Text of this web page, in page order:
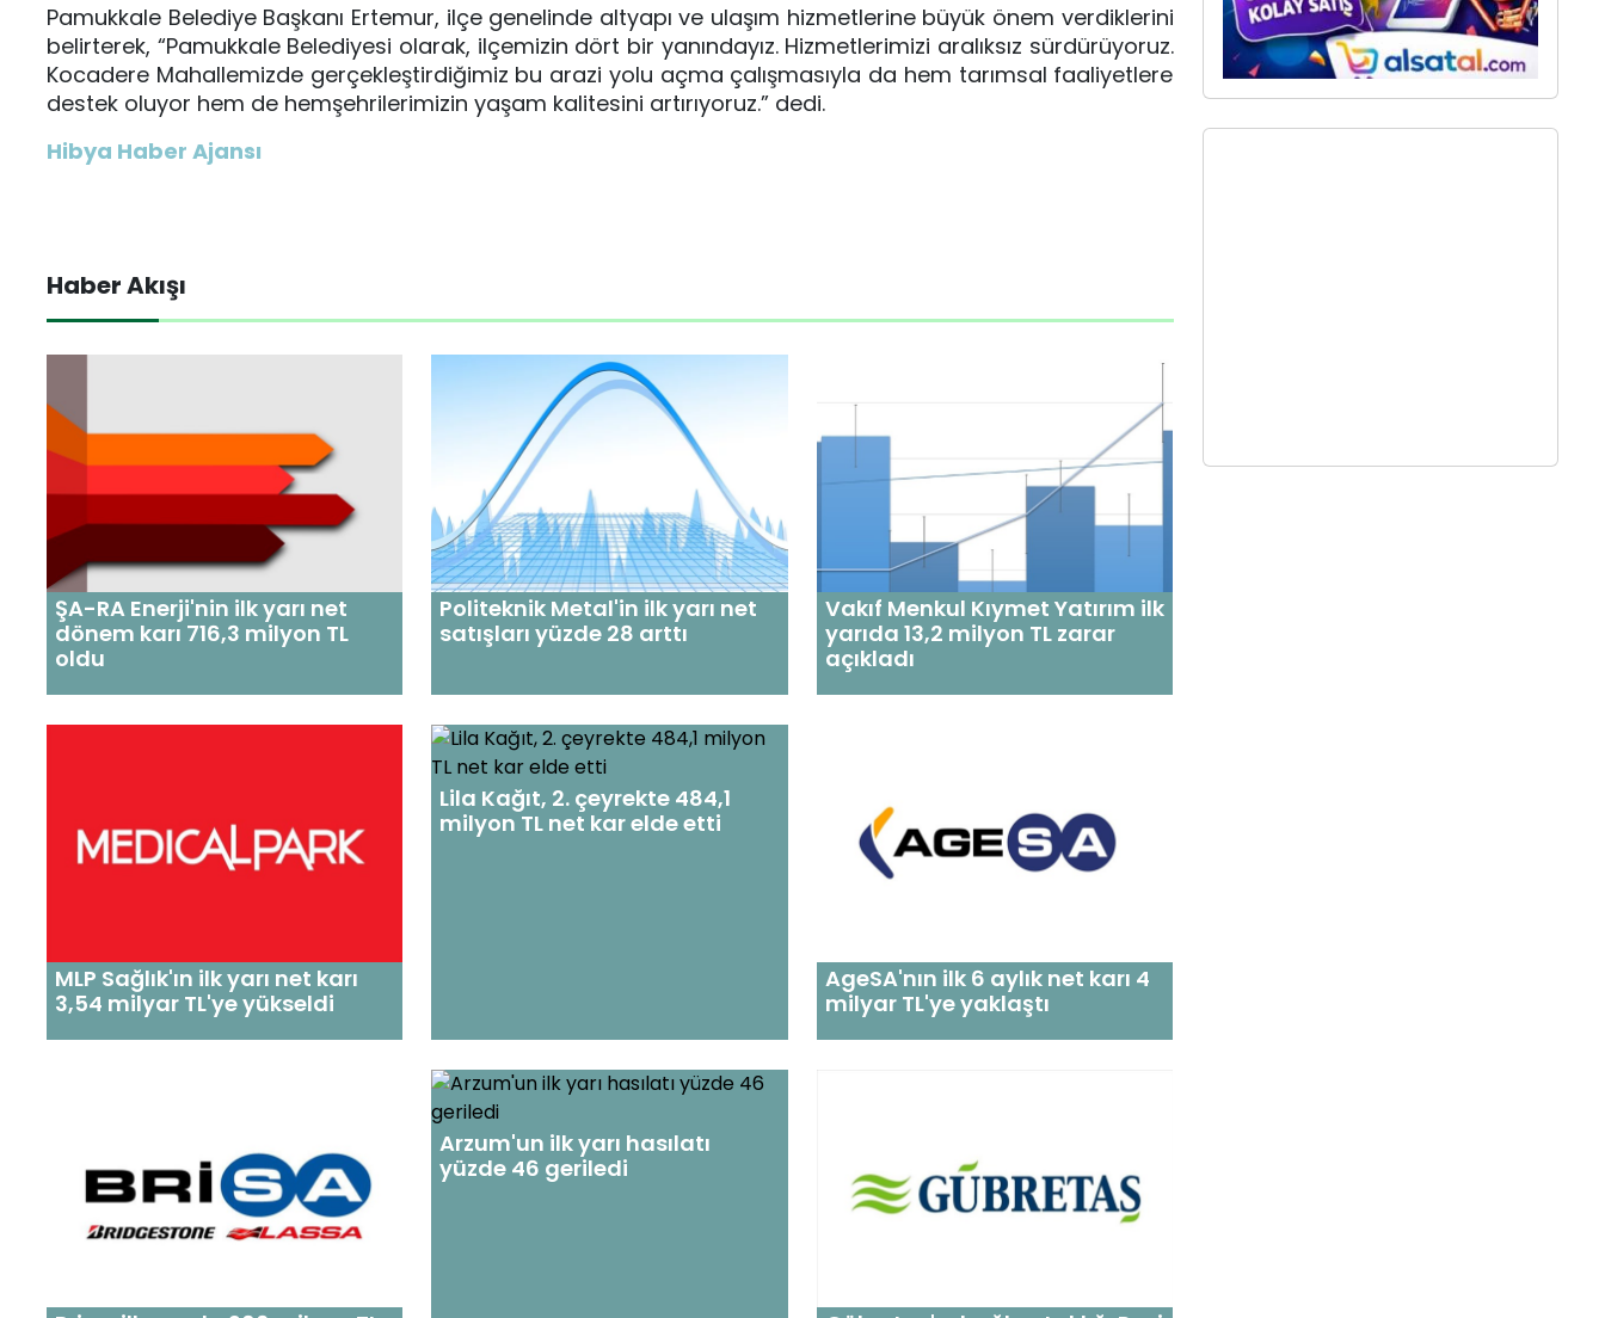
Pamukkale Belediye Başkanı Ertemur, ilçe genelinde altyapı ve ulaşım hizmetlerine büyük önem verdiklerini
belirterek, “Pamukkale Belediyesi olarak, ilçemizin dört bir yanındayız. Hizmetlerimizi aralıksız sürdürüyoruz.
Kocadere Mahallemizde gerçekleştirdiğimiz bu arazi yolu açma çalışmasıyla da hem tarımsal faaliyetlere
destek oluyor hem de hemşehrilerimizin yaşam kalitesini artırıyoruz.” dedi.
Hibya Haber Ajansı
Haber Akışı
ŞA-RA Enerji'nin ilk yarı net
dönem karı 716,3 milyon TL
oldu
Politeknik Metal'in ilk yarı net
satışları yüzde 28 arttı
Vakıf Menkul Kıymet Yatırım ilk
yarıda 13,2 milyon TL zarar
açıkladı
MLP Sağlık'ın ilk yarı net karı
3,54 milyar TL'ye yükseldi
Lila Kağıt, 2. çeyrekte 484,1
milyon TL net kar elde etti
AgeSA'nın ilk 6 aylık net karı 4
milyar TL'ye yaklaştı
Arzum'un ilk yarı hasılatı
yüzde 46 geriledi